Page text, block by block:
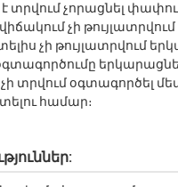
տրվում չորացնել
չի
չի թույլատրվում
չի տրվում օգտագործել
համար։